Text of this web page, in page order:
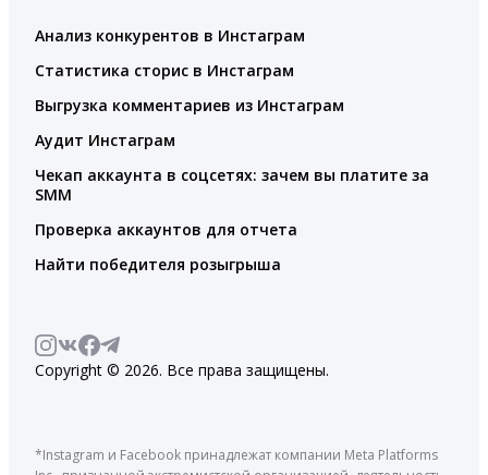
Анализ конкурентов в Инстаграм
Статистика сторис в Инстаграм
Выгрузка комментариев из Инстаграм
Аудит Инстаграм
Чекап аккаунта в соцсетях: зачем вы платите за
SMM
Проверка аккаунтов для отчета
Найти победителя розыгрыша
Copyright © 2026. Все права защищены.
*Instagram и Facebook принадлежат компании Meta Platforms